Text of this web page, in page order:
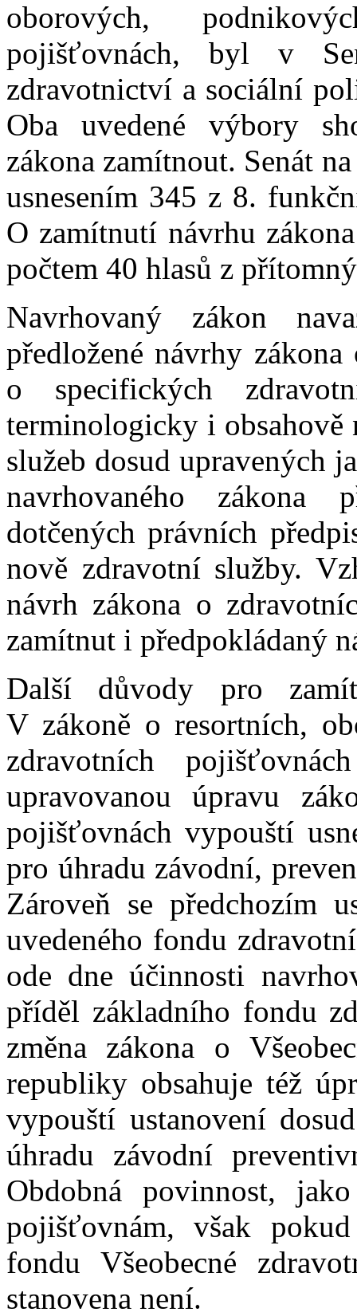
oborových,
pojišťovnách, byl v
zdravotnictví a sociální
Oba uvedené výbory
zákona zamítnout. Senát
usnesením 345 z 8.
O zamítnutí návrhu
počtem 40 hlasů z
Navrhovaný zákon
předložené návrhy
o specifických
terminologicky i
služeb dosud upravených
navrhovaného zákona
dotčených právních
nově zdravotní služby.
návrh zákona o
zamítnut i předpokládaný
Další důvody pro
V zákoně o resortních,
zdravotních
upravovanou úpravu
pojišťovnách vypouští
pro úhradu závodní,
Zároveň se předchozím
uvedeného fondu
ode dne účinnosti
příděl základního fondu
změna zákona o
republiky obsahuje též
vypouští ustanovení
úhradu závodní
Obdobná povinnost,
pojišťovnám, však
fondu Všeobecné
stanovena není.